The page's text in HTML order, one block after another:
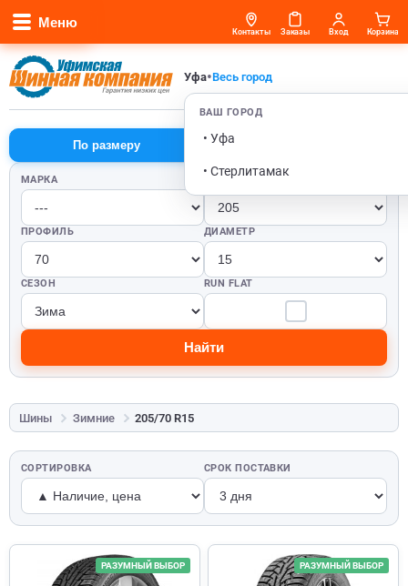
Меню
Уфа•Весь город
ВАШ ГОРОД
• Уфа
• Стерлитамак
Контакты Заказы Вход Корзина
По размеру
МАРКА ШИРИНА
ПРОФИЛЬ ДИАМЕТР
СЕЗОН RUN FLAT
Найти
Шины Зимние 205/70 R15
СОРТИРОВКА СРОК ПОСТАВКИ
РАЗУМНЫЙ ВЫБОР РАЗУМНЫЙ ВЫБОР